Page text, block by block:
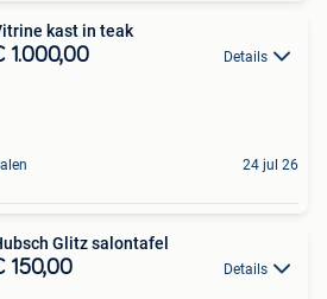
kast in teak
1.000,00 Details
24 jul 26
Glitz salontafel
150,00 Details